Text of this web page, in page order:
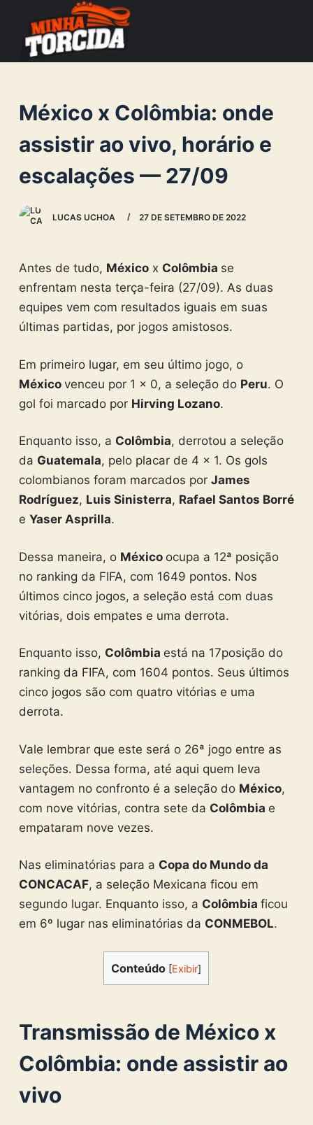
o
n
e
México x Colômbia: onde
assistir ao vivo, horário e
escalações — 27/09
LUCAS UCHOA 27 DE SETEMBRO DE 2022
Antes de tudo, Méxicox Colômbia se
enfrentam nesta terça-feira (27/09). As duas
equipes vem com resultados iguais em suas
últimas partidas, por jogos amistosos.
Em primeiro lugar, em seu último jogo, o
México venceu por 1 x 0, a seleção do Peru. O
gol foi marcado por Hirving Lozano.
Enquanto isso, a Colômbia, derrotou a seleção
da Guatemala, pelo placar de 4 x 1. Os gols
colombianos foram marcados por James
Rodríguez, Luis Sinisterra, Rafael Santos Borré
e Yaser Asprilla.
Dessa maneira, o México ocupa a 12ª posição
no ranking da FIFA, com 1649 pontos. Nos
últimos cinco jogos, a seleção está com duas
vitórias, dois empates e uma derrota.
Enquanto isso, Colômbia está na 17posição do
ranking da FIFA, com 1604 pontos. Seus últimos
cinco jogos são com quatro vitórias e uma
derrota.
Vale lembrar que este será o 26ª jogo entre as
seleções. Dessa forma, até aqui quem leva
vantagem no confronto é a seleção do México,
com nove vitórias, contra sete da Colômbia e
empataram nove vezes.
Nas eliminatórias para a Copa do Mundo da
CONCACAF, a seleção Mexicana ficou em
segundo lugar. Enquanto isso, a Colômbia ficou
em 6º lugar nas eliminatórias da CONMEBOL.
Conteúdo [Exibir]
Transmissão de Méxicox
Colômbia: onde assistir ao
vivo